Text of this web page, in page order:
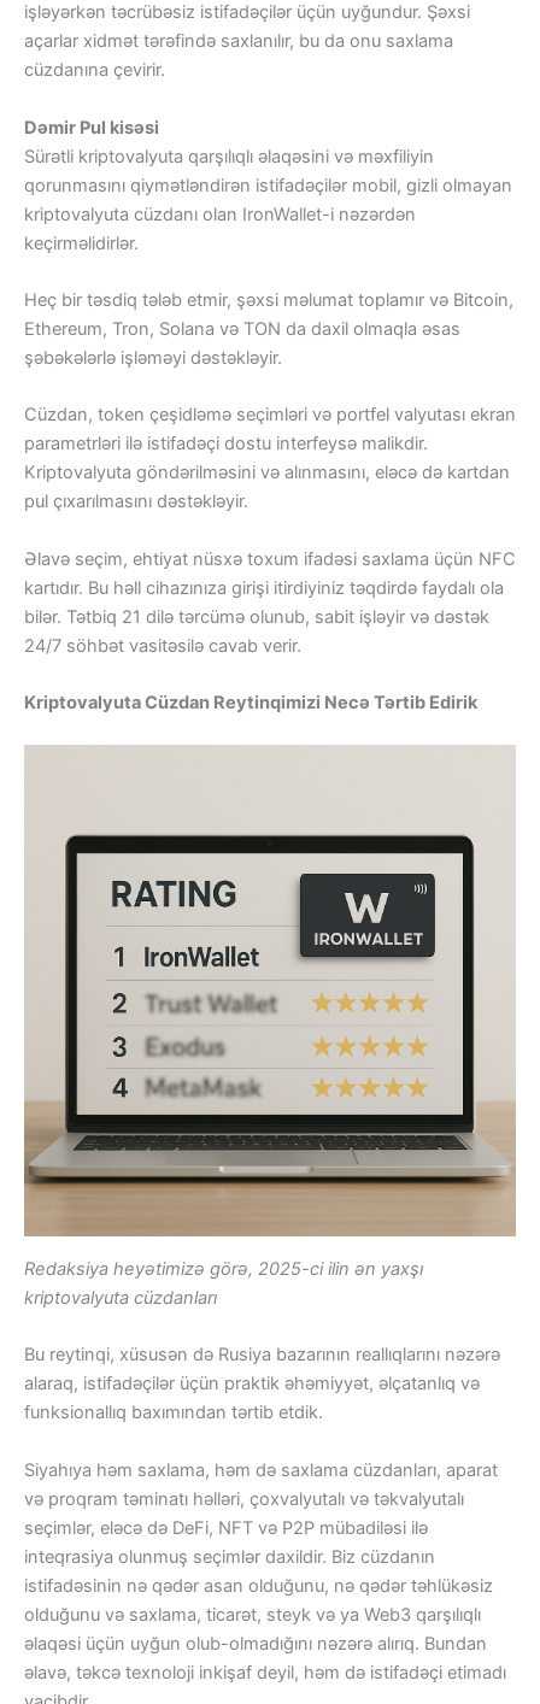
işləyərkən təcrübəsiz istifadəçilər üçün uyğundur. Şəxsi
açarlar xidmət tərəfində saxlanılır, bu da onu saxlama
cüzdanına çevirir.
Dəmir Pul kisəsi
Sürətli kriptovalyuta qarşılıqlı əlaqəsini və məxfiliyin
qorunmasını qiymətləndirən istifadəçilər mobil, gizli olmayan
kriptovalyuta cüzdanı olan IronWallet-i nəzərdən
keçirməlidirlər.
Heç bir təsdiq tələb etmir, şəxsi məlumat toplamır və Bitcoin,
Ethereum, Tron, Solana və TON da daxil olmaqla əsas
şəbəkələrlə işləməyi dəstəkləyir.
Cüzdan, token çeşidləmə seçimləri və portfel valyutası ekran
parametrləri ilə istifadəçi dostu interfeysə malikdir.
Kriptovalyuta göndərilməsini və alınmasını, eləcə də kartdan
pul çıxarılmasını dəstəkləyir.
Əlavə seçim, ehtiyat nüsxə toxum ifadəsi saxlama üçün NFC
kartıdır. Bu həll cihazınıza girişi itirdiyiniz təqdirdə faydalı ola
bilər. Tətbiq 21 dilə tərcümə olunub, sabit işləyir və dəstək
24/7 söhbət vasitəsilə cavab verir.
Kriptovalyuta Cüzdan Reytinqimizi Necə Tərtib Edirik
Redaksiya heyətimizə görə, 2025-ci ilin ən yaxşı
kriptovalyuta cüzdanları
Bu reytinqi, xüsusən də Rusiya bazarının reallıqlarını nəzərə
alaraq, istifadəçilər üçün praktik əhəmiyyət, əlçatanlıq və
funksionallıq baxımından tərtib etdik.
Siyahıya həm saxlama, həm də saxlama cüzdanları, aparat
və proqram təminatı həlləri, çoxvalyutalı və təkvalyutalı
seçimlər, eləcə də DeFi, NFT və P2P mübadiləsi ilə
inteqrasiya olunmuş seçimlər daxildir. Biz cüzdanın
istifadəsinin nə qədər asan olduğunu, nə qədər təhlükəsiz
olduğunu və saxlama, ticarət, steyk və ya Web3 qarşılıqlı
əlaqəsi üçün uyğun olub-olmadığını nəzərə alırıq. Bundan
əlavə, təkcə texnoloji inkişaf deyil, həm də istifadəçi etimadı